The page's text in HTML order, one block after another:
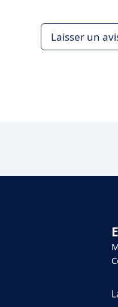
Laisser un